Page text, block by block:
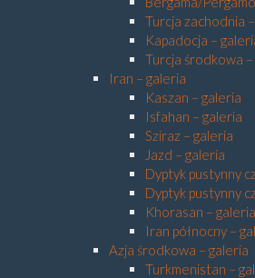
Turcja zachodnia
Kapadocja –
Turcja środkowa
Iran – galeria
Kaszan – galeria
Isfahan – galeria
Sziraz – galeria
Jazd – galeria
Dyptyk pustynny
Dyptyk pustynny
Khorasan – galeria
Iran północny –
Azja środkowa – galeria
Turkmenistan –